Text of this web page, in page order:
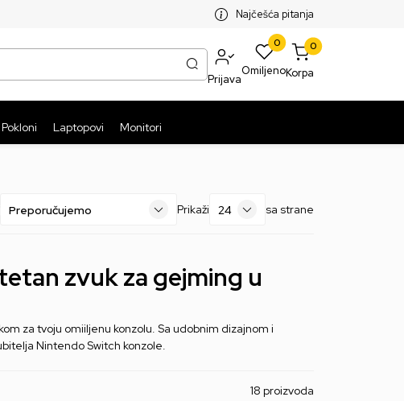
BESPLATNA ISPORUKA PAKETA PREKO 5999 RSDNajčešća pitanja
Prijava
0
Omiljeno
0
Korpa
Pokloni Laptopovi Monitori
Prikaži sa strane
zvuk za gejming u
za tvoju omiiljenu konzolu. Sa udobnim dizajnom i
Nintendo Switch konzole.
18 proizvoda